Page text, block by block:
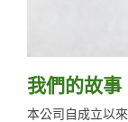
我們的故事
本公司自成立以